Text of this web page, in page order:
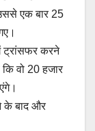
एक बार 25
ट्रांसफर करने
वो 20 हजार
के बाद और